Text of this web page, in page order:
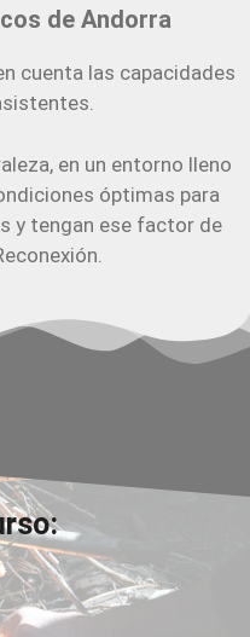
de Andorra
cuenta las capacidades
en un entorno lleno
óptimas para
y tengan ese factor de